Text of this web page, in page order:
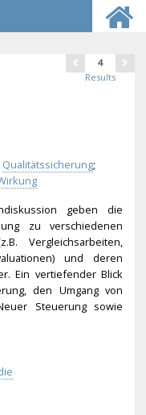
4
Results
Qualitätssicherung;
geben die
zu verschiedenen
Vergleichsarbeiten,
und deren
Ein vertiefender Blick
, den Umgang von
Steuerung sowie